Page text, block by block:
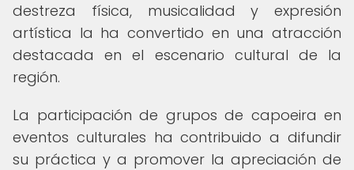
destreza física, musicalidad y expresión
artística la ha convertido en una atracción
destacada en el escenario cultural de la
región.
La participación de grupos de capoeira en
eventos culturales ha contribuido a difundir
su práctica y a promover la apreciación de